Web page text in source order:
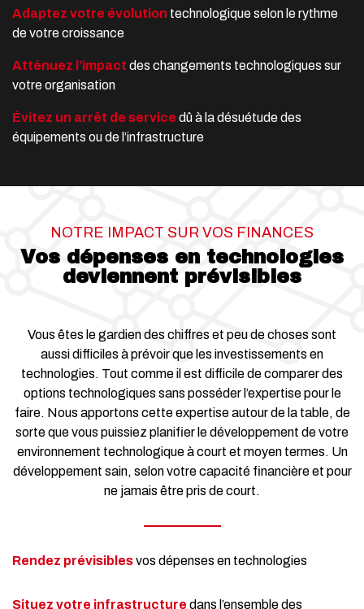
Adaptez votre évolution technologique selon le rythme
de votre croissance
Atténuez l’impact des changements technologiques sur
votre organisation
Évitez un arrêt de service dû à la désuétude des
équipements ou de l’infrastructure
NOTRE IMPACT SUR VOS FINANCES
Vos dépenses en technologies
deviennent prévisibles
Vous êtes le gardien des chiffres et peu de choses sont
aussi difficiles à prévoir que les investissements en
technologies. Tout comme il est difficile de comparer des
options technologiques sans posséder l’expertise pour le
faire. Nous apportons cette expertise autour de la table, de
sorte que vous puissiez planifier le développement de votre
environnement technologique à court et moyen termes. Un
développement sain, selon votre capacité financière et pour
ne jamais être pris de court.
Rendez prévisiblesvos dépenses en technologies
Situez votre infrastructure dans l’ensemble des